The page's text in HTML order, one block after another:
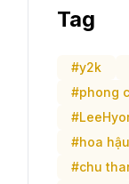
Tag
#y2k
#phong
#hoa hậu
#chu